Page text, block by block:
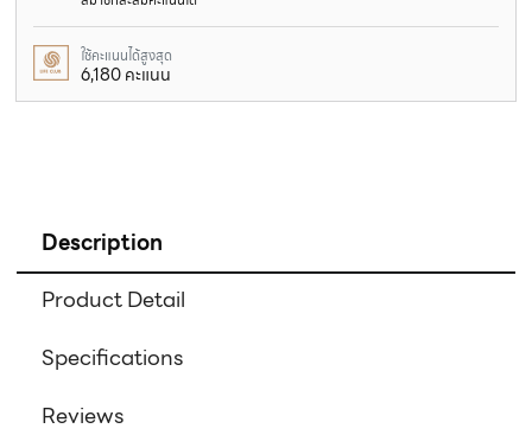
ใช้คะแนนได้สูงสุด
6,180 คะแนน
Description
Product Detail
Specifications
Reviews